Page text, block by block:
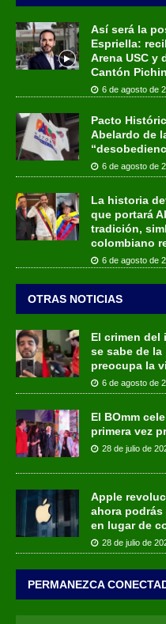
Así será la
Espriella:
Arena USC y
Cantón
6 de agosto de
Pacto
Abelardo de
6 de agosto de
La historia
que portará
tradición,
colombiano
6 de agosto de
OTRAS NOTICIAS
El crimen del
se sabe de
preocupa la
6 de agosto de
El BOmm
primera vez
28 de julio de
Apple
ahora podrás
en lugar de
28 de julio de
PERMANEZCA